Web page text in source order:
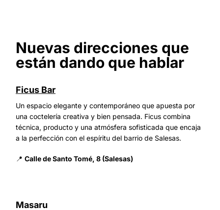
Nuevas direcciones que
están dando que hablar
Ficus Bar
Un espacio elegante y contemporáneo que apuesta por
una coctelería creativa y bien pensada. Ficus combina
técnica, producto y una atmósfera sofisticada que encaja
a la perfección con el espíritu del barrio de Salesas.
📍 Calle de Santo Tomé, 8 (Salesas)
Masaru